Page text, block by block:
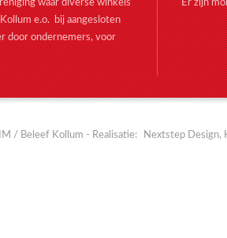
waar diverse winkels
e.o. bij aangesloten
door ondernemers, voor
Er zijn
/ Beleef Kollum - Realisatie: Nextstep Design,